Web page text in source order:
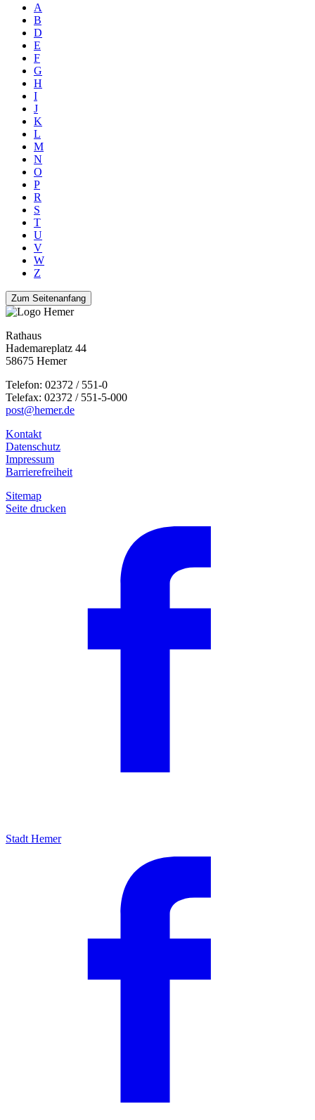
A
B
D
E
F
G
H
I
J
K
L
M
N
O
P
R
S
T
U
V
W
Z
Zum Seitenanfang
Rathaus
Hademareplatz 44
58675 Hemer
Telefon: 02372 / 551-0
Telefax: 02372 / 551-5-000
post@hemer.de
Kontakt
Datenschutz
Impressum
Barrierefreiheit
Sitemap
Seite drucken
Stadt Hemer